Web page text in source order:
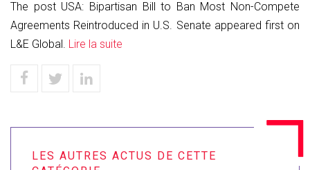
The post USA: Bipartisan Bill to Ban Most Non-Compete
Agreements Reintroduced in U.S. Senate appeared first on
L&E Global. Lire la suite